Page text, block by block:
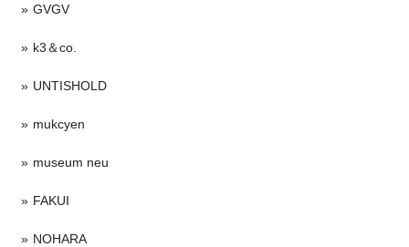
GVGV
k3＆co.
UNTISHOLD
mukcyen
museum neu
FAKUI
NOHARA